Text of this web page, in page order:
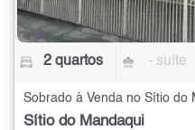
2 quartos - suíte
Sobrado à Venda no Sítio do
Sítio do Mandaqui